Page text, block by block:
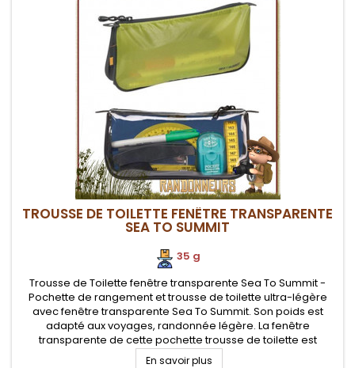
TROUSSE DE TOILETTE FENÊTRE TRANSPARENTE
SEA TO SUMMIT
35 g
Trousse de Toilette fenêtre transparente Sea To Summit -
Pochette de rangement et trousse de toilette ultra-légère
avec fenêtre transparente Sea To Summit. Son poids est
adapté aux voyages, randonnée légère. La fenêtre
transparente de cette pochette trousse de toilette est
compatible pour transport aérien
En savoir plus